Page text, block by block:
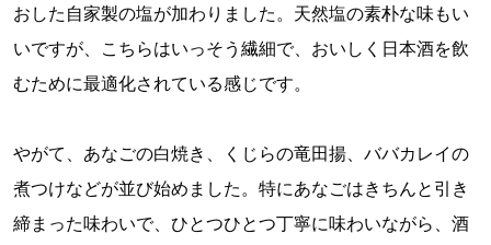
おした自家製の塩が加わりました。天然塩の素朴な味もい
いですが、こちらはいっそう繊細で、おいしく日本酒を飲
むために最適化されている感じです。
やがて、あなごの白焼き、くじらの竜田揚、ババカレイの
煮つけなどが並び始めました。特にあなごはきちんと引き
締まった味わいで、ひとつひとつ丁寧に味わいながら、酒